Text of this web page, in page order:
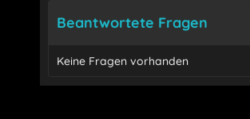
Beantwortete Fragen
Keine Fragen vorhanden